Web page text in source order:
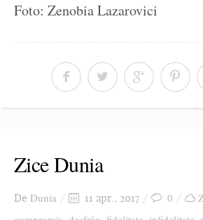
Foto: Zenobia Lazarovici
Zice Dunia
De Dunia 11 apr., 2017 0